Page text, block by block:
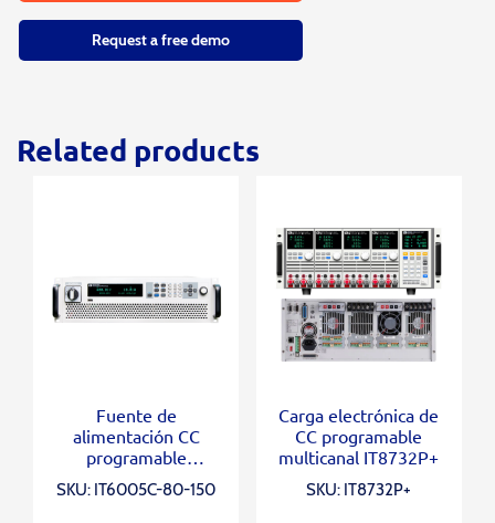
Request a free demo
Related products
Fuente de
alimentación CC
programable
bidireccional IT6005C-
80-150
SKU: IT6005C-80-150
Carga electrónica de
CC programable
multicanal IT8732P+
SKU: IT8732P+